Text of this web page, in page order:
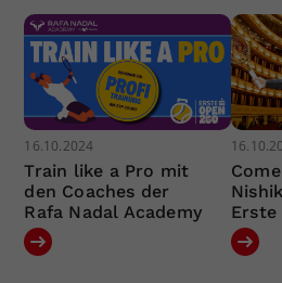
16.10.2024
Train like a Pro mit
den Coaches der
Rafa Nadal Academy
Erste